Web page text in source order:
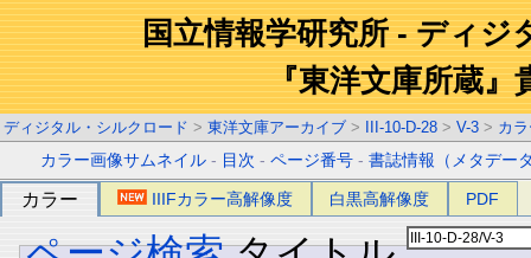
国立情報学研究所 - ディジ
『東洋文庫所蔵』
ディジタル・シルクロード > 東洋文庫アーカイブ > III-10-D-28 > V-3 > カ
カラー画像サムネイル - 目次 -ページ番号 -書誌情報（メタデー
カラー IIIFカラー高解像度 白黒高解像度 PDF